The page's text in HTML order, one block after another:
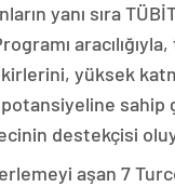
yanı sıra
yüksek
sahip
destekçisi
aşan 7